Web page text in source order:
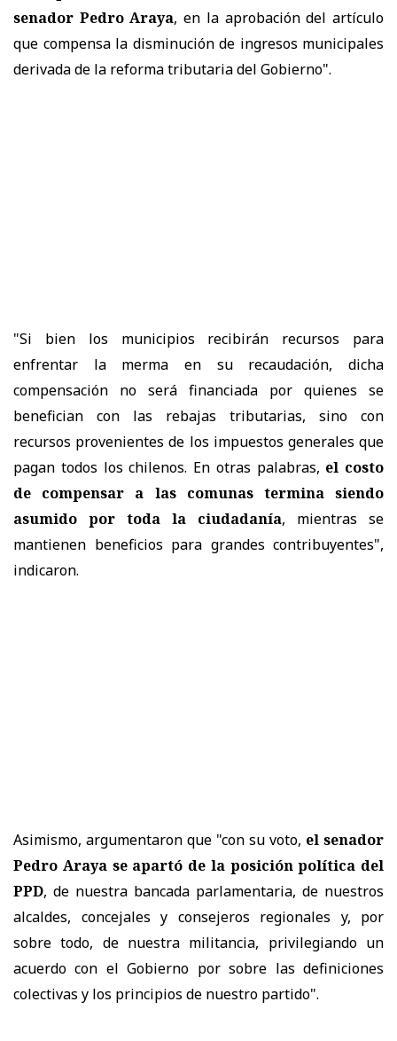
senador Pedro Araya, en la aprobación del artículo
que compensa la disminución de ingresos municipales
derivada de la reforma tributaria del Gobierno".
"Si bien los municipios recibirán recursos para
enfrentar la merma en su recaudación, dicha
compensación no será financiada por quienes se
benefician con las rebajas tributarias, sino con
recursos provenientes de los impuestos generales que
pagan todos los chilenos. En otras palabras, el costo
de compensar a las comunas termina siendo
asumido por toda la ciudadanía, mientras se
mantienen beneficios para grandes contribuyentes",
indicaron.
Asimismo, argumentaron que "con su voto, el senador
Pedro Araya se apartó de la posición política del
PPD, de nuestra bancada parlamentaria, de nuestros
alcaldes, concejales y consejeros regionales y, por
sobre todo, de nuestra militancia, privilegiando un
acuerdo con el Gobierno por sobre las definiciones
colectivas y los principios de nuestro partido".